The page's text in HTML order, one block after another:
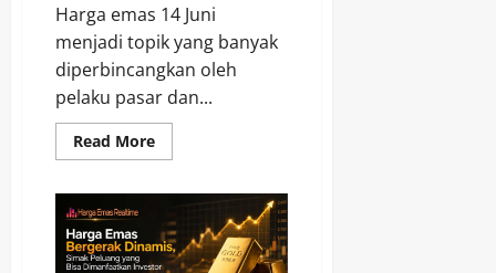
Harga emas 14 Juni
menjadi topik yang banyak
diperbincangkan oleh
pelaku pasar dan...
Read MoreRead
more
14
Juni
2026
Menggoda